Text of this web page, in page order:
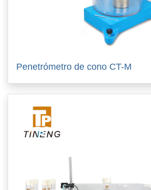
Penetrómetro de cono CT-M